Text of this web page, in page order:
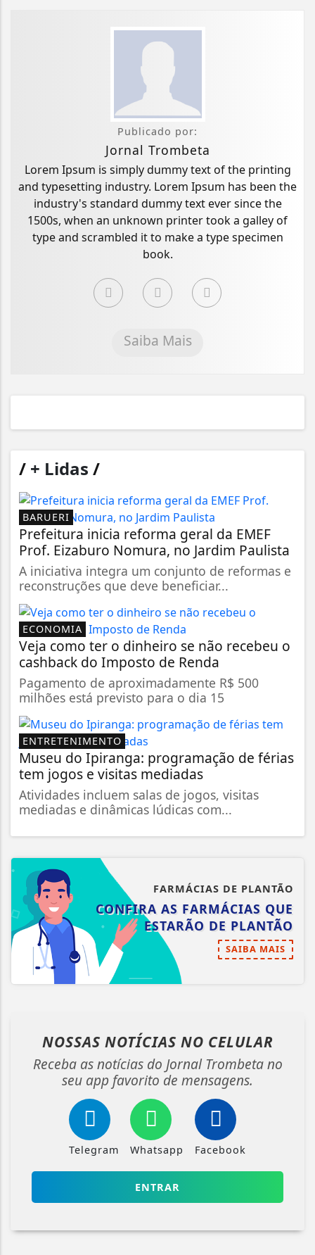
Publicado por:
Jornal Trombeta
Lorem Ipsum is simply dummy text of the printing
and typesetting industry. Lorem Ipsum has been the
industry's standard dummy text ever since the
1500s, when an unknown printer took a galley of
type and scrambled it to make a type specimen
book.
Saiba Mais
/ + Lidas /
BARUERI
Prefeitura inicia reforma geral da EMEF
Prof. Eizaburo Nomura, no Jardim Paulista
A iniciativa integra um conjunto de reformas e
reconstruções que deve beneficiar...
ECONOMIA
Veja como ter o dinheiro se não recebeu o
cashback do Imposto de Renda
Pagamento de aproximadamente R$ 500
milhões está previsto para o dia 15
ENTRETENIMENTO
Museu do Ipiranga: programação de férias
tem jogos e visitas mediadas
Atividades incluem salas de jogos, visitas
mediadas e dinâmicas lúdicas com...
FARMÁCIAS DE PLANTÃO
CONFIRA AS FARMÁCIAS QUE
ESTARÃO DE PLANTÃO
SAIBA MAIS
NOSSAS NOTÍCIAS NO CELULAR
Receba as notícias do Jornal Trombeta no
seu app favorito de mensagens.
Telegram Whatsapp Facebook
ENTRAR